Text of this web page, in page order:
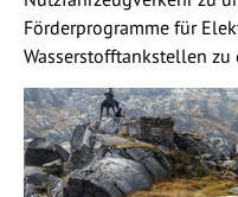
Förderprogramme für
Wasserstofftankstellen zu